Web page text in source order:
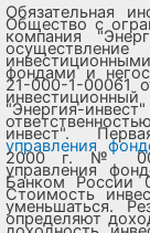
Обязательная
Общество с
компания
фондами и
21-000-1-00061
"Энергия-
инвест".
управления
2000 г. №
управления
Банком
Стоимость
уменьшаться.
определяют